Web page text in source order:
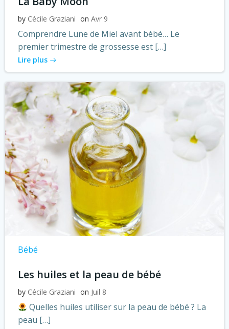
by Cécile Graziani on Avr 9
Comprendre Lune de Miel avant bébé… Le
premier trimestre de grossesse est […]
Lire plus
Bébé
Les huiles et la peau de bébé
by Cécile Graziani on Juil 8
Quelles huiles utiliser sur la peau de bébé ? La
peau […]